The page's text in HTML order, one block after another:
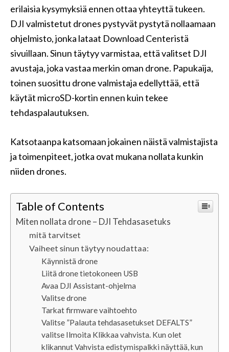
erilaisia ​​kysymyksiä ennen ottaa yhteyttä tukeen.
DJI valmistetut drones pystyvät pystytä nollaamaan
ohjelmisto, jonka lataat Download Centeristä
sivuillaan. Sinun täytyy varmistaa, että valitset DJI
avustaja, joka vastaa merkin oman drone. Papukaija,
toinen suosittu drone valmistaja edellyttää, että
käytät microSD-kortin ennen kuin tekee
tehdaspalautuksen.
Katsotaanpa katsomaan jokainen näistä valmistajista
ja toimenpiteet, jotka ovat mukana nollata kunkin
niiden drones.
Table of Contents
Miten nollata drone – DJI Tehdasasetuks
mitä tarvitset
Vaiheet sinun täytyy noudattaa:
Käynnistä drone
Liitä drone tietokoneen USB
Avaa DJI Assistant-ohjelma
Valitse drone
Tarkat firmware vaihtoehto
Valitse ”Palauta tehdasasetukset DEFALTS”
valitse Ilmoita Klikkaa vahvista. Kun olet
klikannut Vahvista edistymispalkki näyttää, kun